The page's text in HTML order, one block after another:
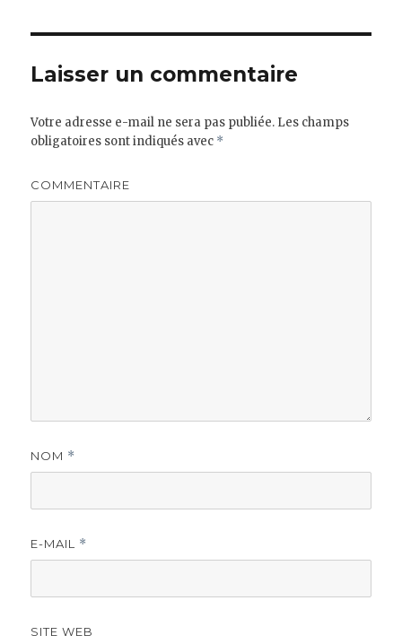
Laisser un commentaire
Votre adresse e-mail ne sera pas publiée. Les champs
obligatoires sont indiqués avec *
COMMENTAIRE
NOM *
E-MAIL *
SITE WEB